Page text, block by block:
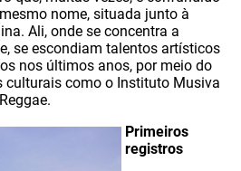
nome, situada junto à
Ali, onde se concentra a
se escondiam talentos artísticos
nos últimos anos, por meio do
culturais como o Instituto Musiva
Primeiros
registros